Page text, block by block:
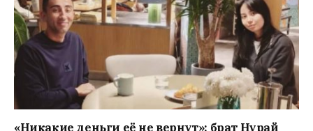
«Никакие деньги её не вернут»: брат Нурай